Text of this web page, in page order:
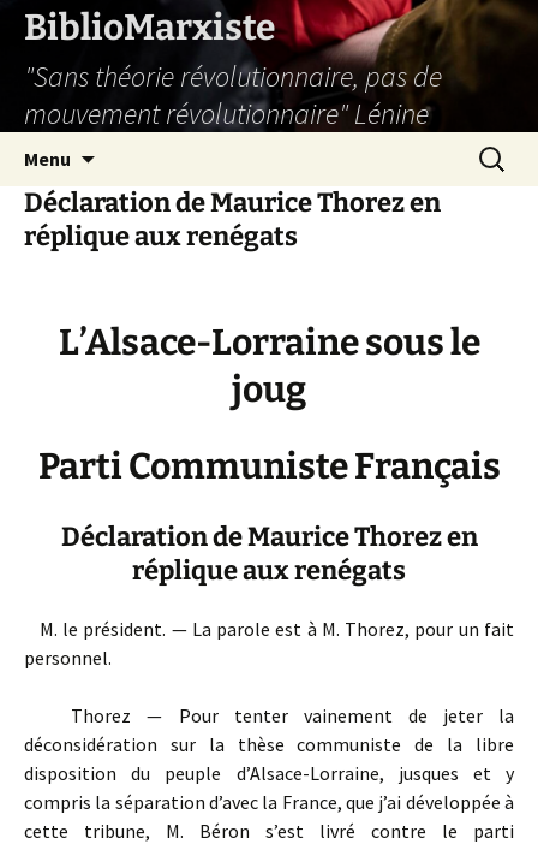
Aller
contenu
BiblioMarxiste
"Sans théorie révolutionnaire, pas de
mouvement révolutionnaire" Lénine
Menu
Déclaration de Maurice Thorez en
réplique aux renégats
L’Alsace-Lorraine sous le
joug
Parti Communiste Français
Déclaration de Maurice Thorez en
réplique aux renégats
M. le président. — La parole est à M. Thorez, pour un fait
personnel.
Thorez — Pour tenter vainement de jeter la
déconsidération sur la thèse communiste de la libre
disposition du peuple d’Alsace-Lorraine, jusques et y
compris la séparation d’avec la France, que j’ai développée à
cette tribune, M. Béron s’est livré contre le parti